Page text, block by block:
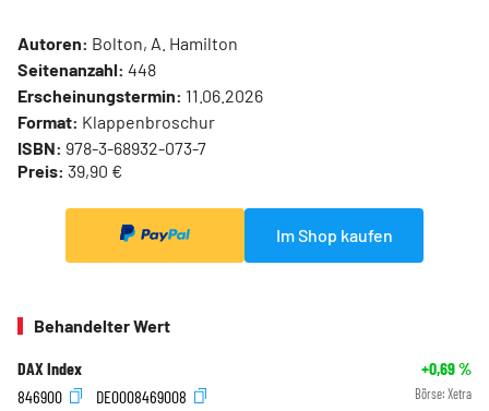
Autoren: Bolton, A. Hamilton
Seitenanzahl: 448
Erscheinungstermin: 11.06.2026
Format: Klappenbroschur
ISBN: 978-3-68932-073-7
Preis: 39,90 €
Im Shop kaufen
Behandelter Wert
DAX Index +0,69%
846900
DE0008469008 Börse: Xetra